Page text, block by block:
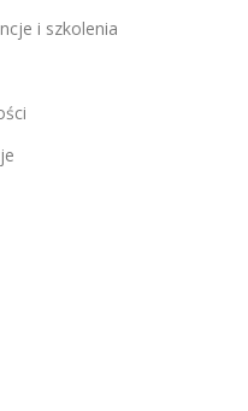
i szkolenia